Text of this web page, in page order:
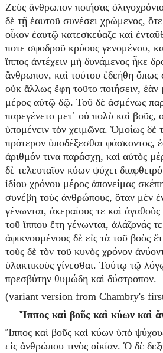
Ζεὺς ἄνθρωπον ποιήσας
δὲ τῇ ἑαυτοῦ συνέσει χρώμενος,
οἶκον ἑαυτῷ κατεσκεύαζε καὶ
ποτε σφοδροῦ κρύους γενομένου,
ἵππος ἀντέχειν μὴ δυνάμενος ἧκε
ἄνθρωπον, καὶ τούτου ἐδεήθη ὅπως
οὐκ ἄλλως ἔφη τοῦτο ποιήσειν, ἐὰν
μέρος αὐτῷ δῷ. Τοῦ δὲ ἀσμένως
παρεγένετο μετ᾿ οὐ πολὺ καὶ βοῦς,
ὑπομένειν τὸν χειμῶνα. Ὁμοίως δὲ
πρότερον ὑποδέξεσθαι φάσκοντος,
ἀριθμόν τινα παράσχῃ, καὶ αὐτὸς
δὲ τελευταῖον κύων ψύχει
ἰδίου χρόνου μέρος ἀπονείμας
συνέβη τοὺς ἀνθρώπους, ὅταν μὲν
γένωνται, ἀκεραίους τε καὶ ἀγαθοὺς
τοῦ ἵππου ἔτη γένωνται, ἀλάζονάς
ἀφικνουμένους δὲ εἰς τὰ τοῦ βοὸς
τοὺς δὲ τὸν τοῦ κυνὸς χρόνον
ὑλακτικοὺς γίνεσθαι. Τούτῳ τῷ
πρεσβύτην θυμώδη καὶ δύστροπον.
(variant version from Chambry's
Ἴππος καὶ βοῦς καὶ κύων καὶ
Ἴππος καὶ βοῦς καὶ κύων ὑπὸ
εἰς ἀνθρώπου τινὸς οἰκίαν. Ὁ δὲ